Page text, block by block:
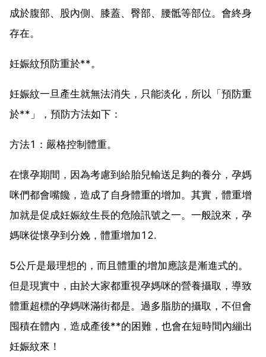
成於腹部、股內側、膝蓋、臀部、腰骶等部位。會終身
存在。
妊娠紋預防重於**。
妊娠紋一旦產生就無法消失，只能淡化，所以「預防重
於**」，預防方法如下：
方法1：嚴格控制體重。
在懷孕期間，因為考慮到給胎兒輸送足夠的養分，孕媽
咪們都會嘴饞，造成了自身體重的增加。其實，體重增
加就是促成妊娠紋生長的危險訊號之一。一般說來，孕
媽咪從懷孕到分娩，體重增加12.
5公斤是最理想的，而且體重的增加應該是漸進式的。
但是現實中，由於大家都重視孕媽咪的營養攝取，導致
體重超標的孕媽咪滿街都是。過多脂肪的攝取，不但會
囤積在體內，造成產後**的困難，也會在短時間內繃出
妊娠紋來！